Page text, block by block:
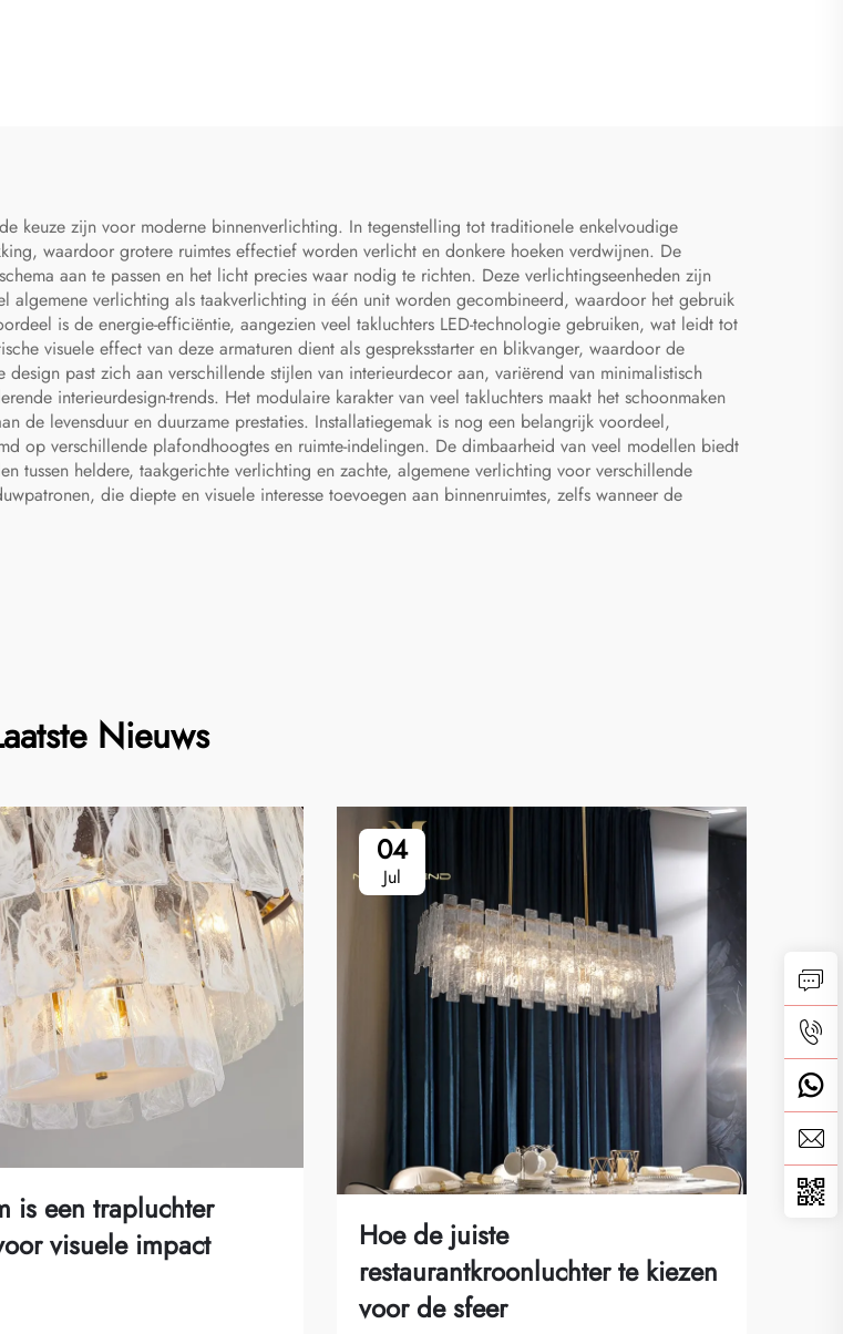
keuze zijn voor moderne binnenverlichting. In tegenstelling tot traditionele enkelvoudige
waardoor grotere ruimtes effectief worden verlicht en donkere hoeken verdwijnen. De
aan te passen en het licht precies waar nodig te richten. Deze verlichtingseenheden zijn
verlichting als taakverlichting in één unit worden gecombineerd, waardoor het gebruik
is de energie-efficiëntie, aangezien veel takluchters LED-technologie gebruiken, wat leidt tot
visuele effect van deze armaturen dient als gespreksstarter en blikvanger, waardoor de
past zich aan verschillende stijlen van interieurdecor aan, variërend van minimalistisch
interieurdesign-trends. Het modulaire karakter van veel takluchters maakt het schoonmaken
de levensduur en duurzame prestaties. Installatiegemak is nog een belangrijk voordeel,
op verschillende plafondhoogtes en ruimte-indelingen. De dimbaarheid van veel modellen biedt
tussen heldere, taakgerichte verlichting en zachte, algemene verlichting voor verschillende
die diepte en visuele interesse toevoegen aan binnenruimtes, zelfs wanneer de
Nieuws
is een trapluchter
visuele impact
04
Jul
Hoe de juiste
restaurantkroonluchter te kiezen
voor de sfeer